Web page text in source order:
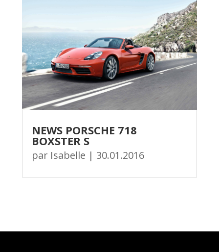
NEWS PORSCHE 718
BOXSTER S
par Isabelle | 30.01.2016